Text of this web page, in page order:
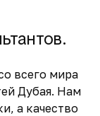
счёт.
деньги
всего мира
Дубая. Нам
а качество